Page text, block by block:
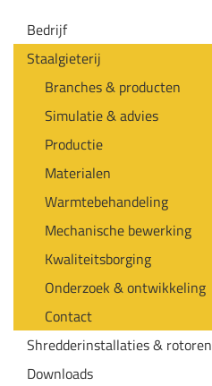
Bedrijf
Staalgieterij
Branches & producten
Simulatie & advies
Productie
Materialen
Warmtebehandeling
Mechanische bewerking
Kwaliteitsborging
Onderzoek & ontwikkeling
Contact
Shredderinstallaties & rotoren
Downloads